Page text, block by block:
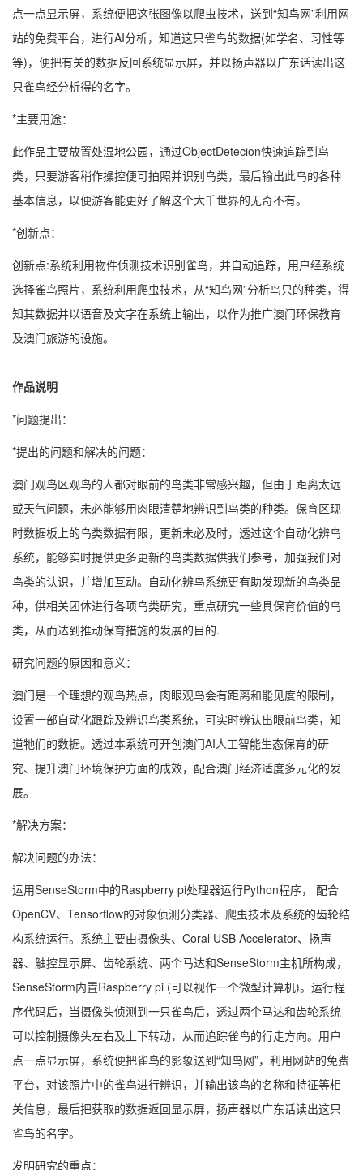
点一点显示屏，系统便把这张图像以爬虫技术，送到“知鸟网”利用网
站的免费平台，进行AI分析，知道这只雀鸟的数据(如学名、习性等
等)，便把有关的数据反回系统显示屏，并以扬声器以广东话读出这
只雀鸟经分析得的名字。
*主要用途：
此作品主要放置处湿地公园，通过ObjectDetecion快速追踪到鸟
类，只要游客稍作操控便可拍照并识别鸟类，最后输出此鸟的各种
基本信息，以便游客能更好了解这个大千世界的无奇不有。
*创新点：
创新点:系统利用物件侦测技术识别雀鸟，并自动追踪，用户经系统
选择雀鸟照片，系统利用爬虫技术，从“知鸟网”分析鸟只的种类，得
知其数据并以语音及文字在系统上输出，以作为推广澳门环保教育
及澳门旅游的设施。
作品说明
*问题提出：
*提出的问题和解决的问题：
澳门观鸟区观鸟的人都对眼前的鸟类非常感兴趣，但由于距离太远
或天气问题，未必能够用肉眼清楚地辨识到鸟类的种类。保育区现
时数据板上的鸟类数据有限，更新未必及时，透过这个自动化辨鸟
系统，能够实时提供更多更新的鸟类数据供我们参考，加强我们对
鸟类的认识，并增加互动。自动化辨鸟系统更有助发现新的鸟类品
种，供相关团体进行各项鸟类研究，重点研究一些具保育价值的鸟
类，从而达到推动保育措施的发展的目的.
研究问题的原因和意义：
澳门是一个理想的观鸟热点，肉眼观鸟会有距离和能见度的限制，
设置一部自动化跟踪及辨识鸟类系统，可实时辨认出眼前鸟类，知
道牠们的数据。透过本系统可开创澳门AI人工智能生态保育的研
究、提升澳门环境保护方面的成效，配合澳门经济适度多元化的发
展。
*解决方案：
解决问题的办法：
运用SenseStorm中的Raspberry pi处理器运行Python程序， 配合
OpenCV、Tensorflow的对象侦测分类器、爬虫技术及系统的齿轮结
构系统运行。系统主要由摄像头、Coral USB Accelerator、扬声
器、触控显示屏、齿轮系统、两个马达和SenseStorm主机所构成，
SenseStorm内置Raspberry pi (可以视作一个微型计算机)。运行程
序代码后，当摄像头侦测到一只雀鸟后，透过两个马达和齿轮系统
可以控制摄像头左右及上下转动，从而追踪雀鸟的行走方向。用户
点一点显示屏，系统便把雀鸟的影象送到“知鸟网”，利用网站的免费
平台，对该照片中的雀鸟进行辨识，并输出该鸟的名称和特征等相
关信息，最后把获取的数据返回显示屏，扬声器以广东话读出这只
雀鸟的名字。
发明研究的重点：